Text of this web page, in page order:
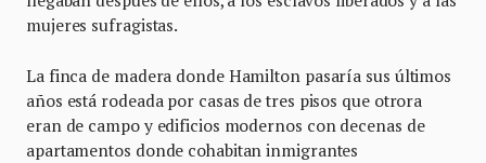
mujeres sufragistas.
La finca de madera donde Hamilton pasaría sus últimos
años está rodeada por casas de tres pisos que otrora
eran de campo y edificios modernos con decenas de
apartamentos donde cohabitan inmigrantes